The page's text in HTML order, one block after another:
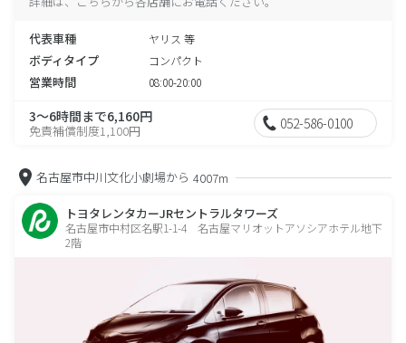
代表車種 ヤリス 等
ボディタイプ コンパクト
営業時間 08:00-20:00
3～6時間まで6,160円
免責補償制度1,100円 052-586-0100
名古屋市中川文化小劇場から 4007m
トヨタレンタカーJRセントラルタワーズ
名古屋市中村区名駅1-1-4 名古屋マリオットアソシアホテル地下
2階